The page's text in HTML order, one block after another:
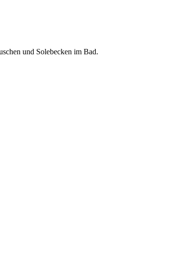
und Solebecken im Bad.